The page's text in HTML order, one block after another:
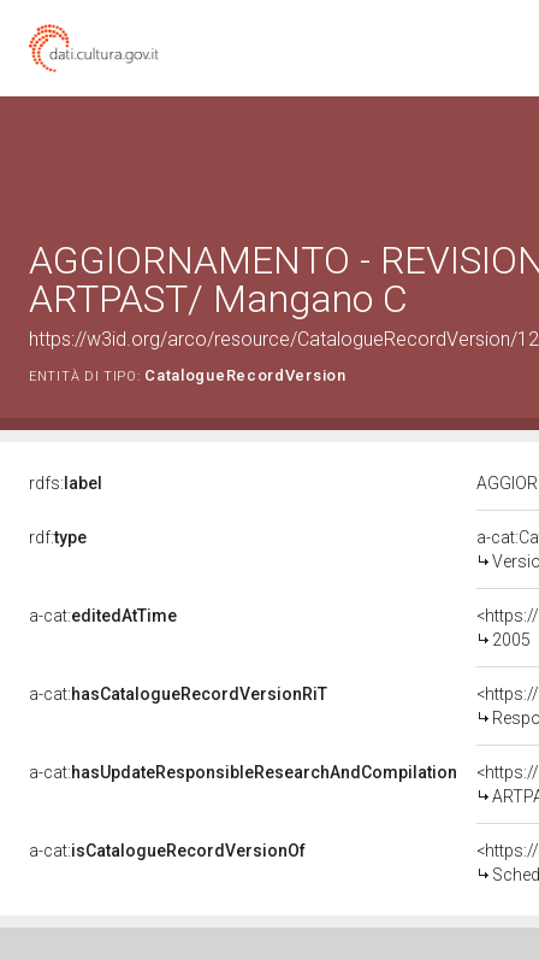
AGGIORNAMENTO -
ARTPAST/ Mangano C
https://w3id.org/arco/resource/CatalogueRecordVersion/
ENTITÀ DI TIPO: CatalogueRecordVersion
rdfs: label
rdf:type
a-
a-cat:editedAtTime
2005
a-cat:hasCatalogueRecordVersionRiT
a-cat:hasUpdateResponsibleResearchAndCompilation
a-cat:isCatalogueRecordVersionOf